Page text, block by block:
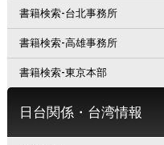
書籍検索-台北事務所
書籍検索-高雄事務所
書籍検索-東京本部
日台関係・台湾情報